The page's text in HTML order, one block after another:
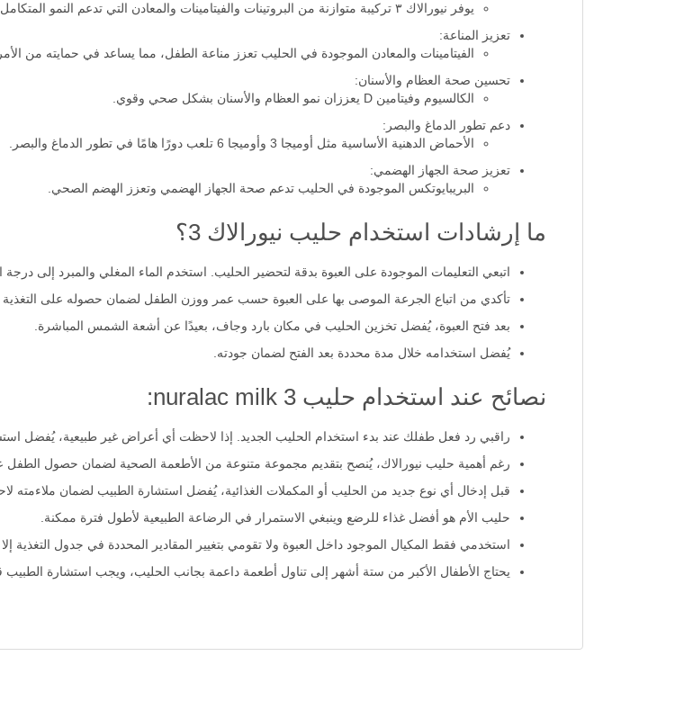
يوفر نيورالاك ٣ تركيبة متوازنة من البروتينات والفيتامينات والمعادن التي تدعم النمو المتكامل للطفل.
تعزيز المناعة:
الفيتامينات والمعادن الموجودة في الحليب تعزز مناعة الطفل، مما يساعد في حمايته من
تحسين صحة العظام والأسنان:
الكالسيوم وفيتامين D يعززان نمو العظام والأسنان بشكل صحي وقوي.
دعم تطور الدماغ والبصر:
الأحماض الدهنية الأساسية مثل أوميجا 3 وأوميجا 6 تلعب دورًا هامًا في تطور الدماغ والبصر.
تعزيز صحة الجهاز الهضمي:
البريبايوتكس الموجودة في الحليب تدعم صحة الجهاز الهضمي وتعزز الهضم الصحي.
ما إرشادات استخدام حليب نيورالاك 3؟
اتبعي التعليمات الموجودة على العبوة بدقة لتحضير الحليب. استخدم الماء المغلي والمبرد إلى
تأكدي من اتباع الجرعة الموصى بها على العبوة حسب عمر ووزن الطفل لضمان حصوله على التغذية
بعد فتح العبوة، يُفضل تخزين الحليب في مكان بارد وجاف، بعيدًا عن أشعة الشمس المباشرة.
يُفضل استخدامه خلال مدة محددة بعد الفتح لضمان جودته.
نصائح عند استخدام حليب nuralac milk 3:
راقبي رد فعل طفلك عند بدء استخدام الحليب الجديد. إذا لاحظت أي أعراض غير طبيعية، يُفضل
رغم أهمية حليب نيورالاك، يُنصح بتقديم مجموعة متنوعة من الأطعمة الصحية لضمان حصول الطفل
قبل إدخال أي نوع جديد من الحليب أو المكملات الغذائية، يُفضل استشارة الطبيب لضمان ملاءمته
حليب الأم هو أفضل غذاء للرضع وينبغي الاستمرار في الرضاعة الطبيعية لأطول فترة ممكنة.
استخدمي فقط المكيال الموجود داخل العبوة ولا تقومي بتغيير المقادير المحددة في جدول التغذية
يحتاج الأطفال الأكبر من ستة أشهر إلى تناول أطعمة داعمة بجانب الحليب، ويجب استشارة الطبيب